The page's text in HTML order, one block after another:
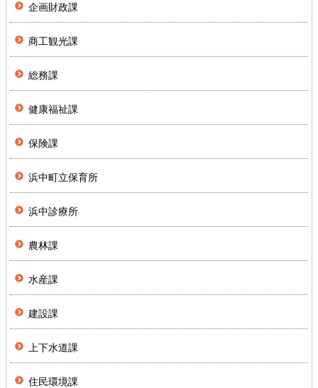
企画財政課
商工観光課
総務課
健康福祉課
保険課
浜中町立保育所
浜中診療所
農林課
水産課
建設課
上下水道課
住民環境課